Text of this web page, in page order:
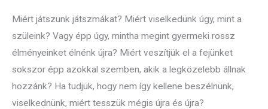
Miért játszunk játszmákat? Miért viselkedünk úgy, mint a
szüleink? Vagy épp úgy, mintha megint gyermeki rossz
élményeinket élnénk újra? Miért veszítjük el a fejünket
sokszor épp azokkal szemben, akik a legközelebb állnak
hozzánk? Ha tudjuk, hogy nem így kellene beszélnünk,
viselkednünk, miért tesszük mégis újra és újra?